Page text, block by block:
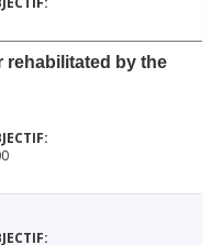
rehabilitated by the